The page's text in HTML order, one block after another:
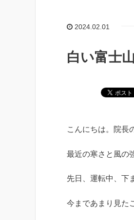
2024.02.01
白い富士
こんにちは。院長
最近の寒さと風の
先日、運転中、下
今まであまり見た